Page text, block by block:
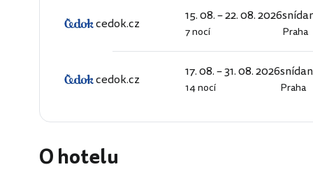
cedok.cz 15. 08. – 22. 08. 2026
7 nocí Praha
cedok.cz 17. 08. – 31. 08. 2026
14 nocí Praha
O hotelu